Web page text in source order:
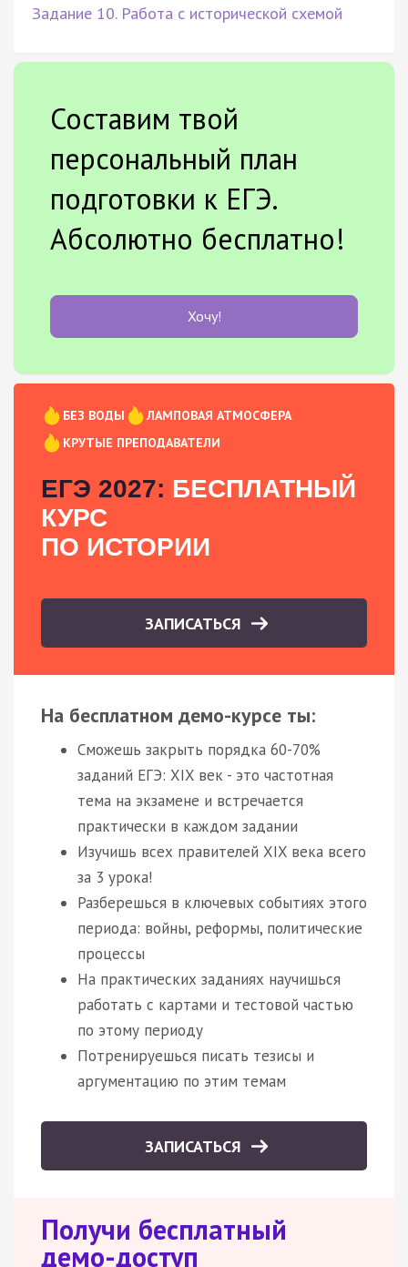
Задание 10. Работа с исторической схемой
Составим твой
персональный план
подготовки к ЕГЭ.
Абсолютно бесплатно!
Хочу!
БЕЗ ВОДЫ
ЛАМПОВАЯ АТМОСФЕРА
КРУТЫЕ ПРЕПОДАВАТЕЛИ
ЕГЭ 2027: БЕСПЛАТНЫЙ
КУРС
ПО ИСТОРИИ
ЗАПИСАТЬСЯ
На бесплатном демо-курсе ты:
Сможешь закрыть порядка 60-70%
заданий ЕГЭ: XIX век - это частотная
тема на экзамене и встречается
практически в каждом задании
Изучишь всех правителей XIX века всего
за 3 урока!
Разберешься в ключевых событиях этого
периода: войны, реформы, политические
процессы
На практических заданиях научишься
работать с картами и тестовой частью
по этому периоду
Потренируешься писать тезисы и
аргументацию по этим темам
ЗАПИСАТЬСЯ
Получи бесплатный
демо-доступ